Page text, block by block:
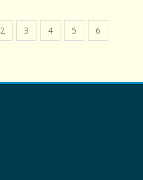
2 3 4 5
6